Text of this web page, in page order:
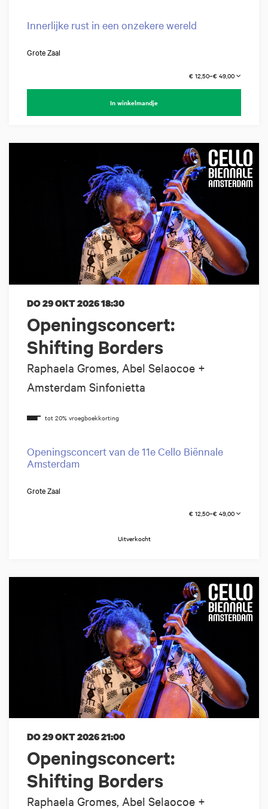
Innerlijke rust in een onzekere wereld
Grote Zaal
€ 12,50–€ 49,00
In winkelmandje
Openingsconcert:
Shifting Borders
Raphaela Gromes, Abel Selaocoe +
Amsterdam Sinfonietta
DO 29 OKT 202618:30
Openingsconcert van de 11e Cello Biënnale
Amsterdam
Grote Zaal
€ 12,50–€ 49,00
Uitverkocht
Openingsconcert:
Shifting Borders
Raphaela Gromes, Abel Selaocoe +
DO 29 OKT 202621:00